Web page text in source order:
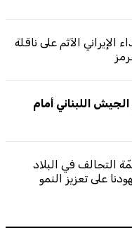
الإيراني الآثم على ناقلة
اللبناني أمام
التحالف في البلاد
على تعزيز النمو